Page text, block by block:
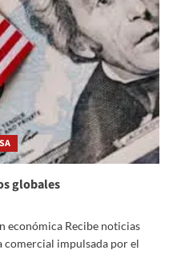
globales
económica Recibe noticias
comercial impulsada por el